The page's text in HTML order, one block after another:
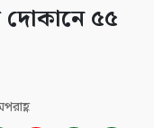
দোকানে ৫৫